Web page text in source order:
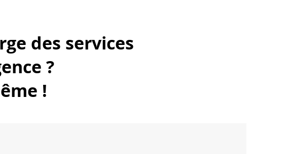
des services
?
!